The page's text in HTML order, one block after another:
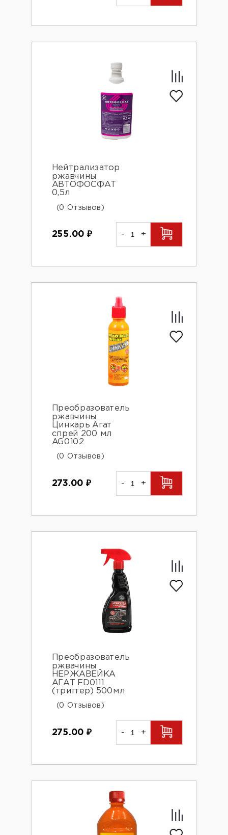
Нейтрализатор
ржавчины
АВТОФОСФАТ
0,5л
(0 Отзывов)
255.00 ₽ - +
Преобразователь
ржавчины
Цинкарь Агат
спрей 200 мл
AG0102
(0 Отзывов)
273.00 ₽ - +
Преобразователь
ржвачины
НЕРЖАВЕЙКА
АГАТ FD0111
(триггер) 500мл
(0 Отзывов)
275.00 ₽ - +